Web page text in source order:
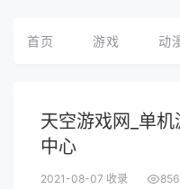
首页 游戏 动
天空游戏网_单
中心
2021-08-07 收录 856